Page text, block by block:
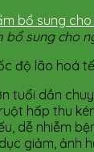
bổ sung cho
độ lão hoá
tuổi dần
hấp thu
dễ nhiễm
giảm, ảnh